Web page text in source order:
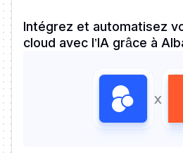
Intégrez et automatisez
cloud avec l’IA grâce à
x